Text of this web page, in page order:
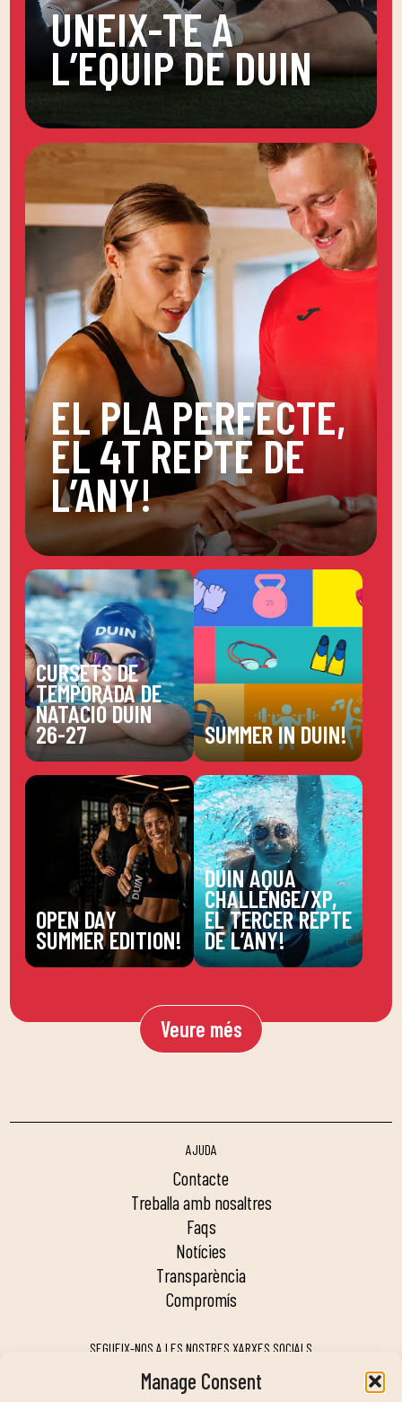
Manage Consent
UNEIX-TE A
L’EQUIP DE DUIN
EL PLA PERFECTE,
EL 4T REPTE DE
L’ANY!
CURSETS DE
TEMPORADA DE
NATACIÓ DUIN
26-27 SUMMER IN DUIN!
OPEN DAY
SUMMER EDITION!
DUIN AQUA
CHALLENGE/XP,
EL TERCER REPTE
DE L’ANY!
Veure més
AJUDA
contacte
treballa amb nosaltres
faqs
notícies
transparència
compromís
SEGUEIX-NOS A LES NOSTRES XARXES SOCIALS